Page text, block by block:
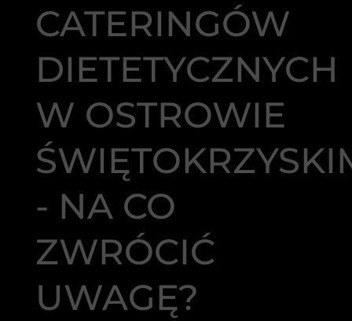
CATERINGÓW
DIETETYCZNYCH
W OSTROWIE
- NA CO
ZWRÓCIĆ
UWAGĘ?